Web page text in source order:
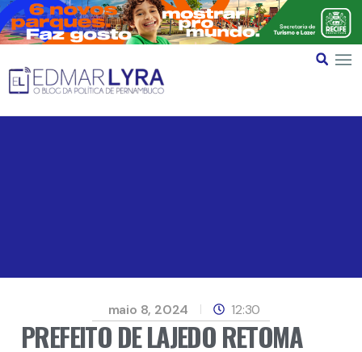
maio 8, 2024 12:30
PREFEITO DE LAJEDO RETOMA